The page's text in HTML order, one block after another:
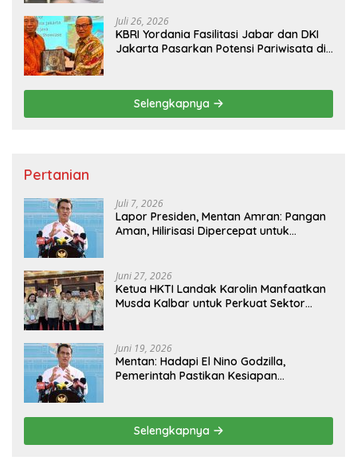
Juli 26, 2026
KBRI Yordania Fasilitasi Jabar dan DKI
Jakarta Pasarkan Potensi Pariwisata di
Selengkapnya
Pertanian
Juli 7, 2026
Lapor Presiden, Mentan Amran: Pangan
Aman, Hilirisasi Dipercepat untuk
Juni 27, 2026
Ketua HKTI Landak Karolin Manfaatkan
Musda Kalbar untuk Perkuat Sektor
Juni 19, 2026
Mentan: Hadapi El Nino Godzilla,
Pemerintah Pastikan Kesiapan
Selengkapnya